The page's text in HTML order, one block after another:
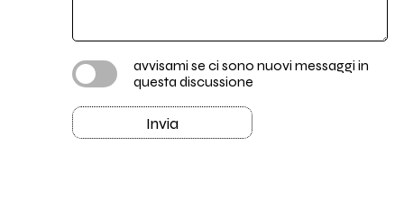
avvisami se ci sono nuovi messaggi in
questa discussione
Invia